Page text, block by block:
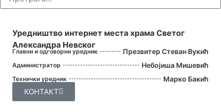
Уредништво интернет места храма Светог
Александра Невског
Главни и одговорни уредник Презвитер Стеван Вукић
Администратор Небојиша Мишевић
Технички уредник Марко Бакић
КОНТАКТ